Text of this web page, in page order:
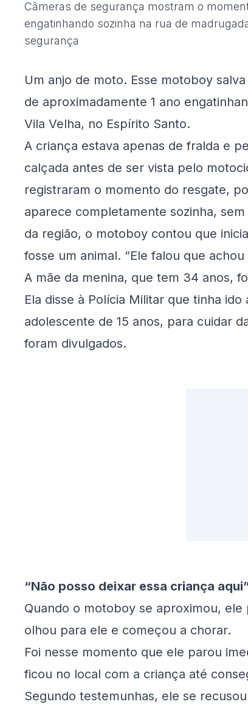
Câmeras de segurança mostram o
engatinhando sozinha na rua de
segurança
Um anjo de moto. Esse motoboy
de aproximadamente 1 ano
Vila Velha, no Espírito Santo.
A criança estava apenas de fralda e
calçada antes de ser vista pelo
registraram o momento do resgate,
aparece completamente sozinha,
da região, o motoboy contou que
fosse um animal. “Ele falou que
A mãe da menina, que tem 34 anos,
Ela disse à Polícia Militar que tinha
adolescente de 15 anos, para cuidar
foram divulgados.
“Não posso deixar essa criança
Quando o motoboy se aproximou,
olhou para ele e começou a chorar.
Foi nesse momento que ele parou
ficou no local com a criança até
Segundo testemunhas, ele se